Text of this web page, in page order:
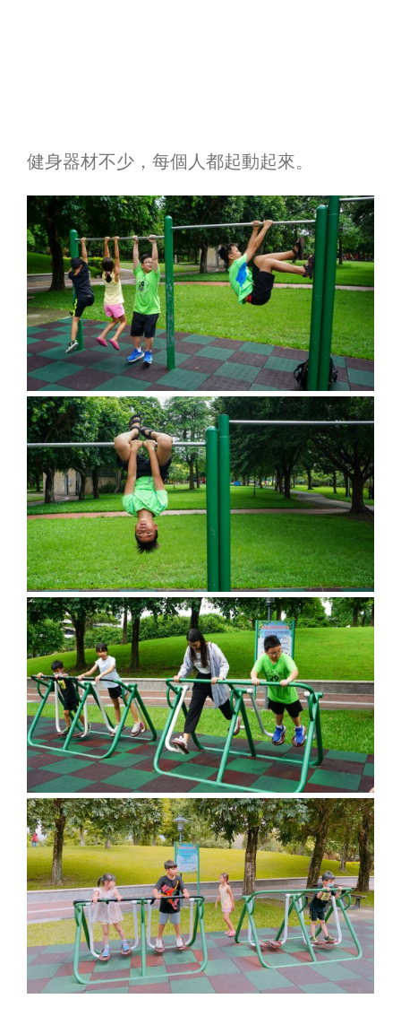
健身器材不少，每個人都起動起來。